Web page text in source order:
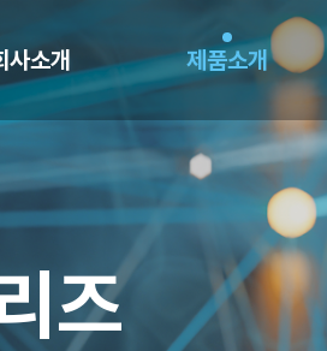
사소개 제품소개
즈